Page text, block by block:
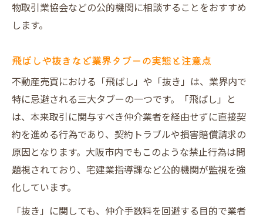
物取引業協会などの公的機関に相談することをおすすめ
します。
飛ばしや抜きなど業界タブーの実態と注意点
不動産売買における「飛ばし」や「抜き」は、業界内で
特に忌避される三大タブーの一つです。「飛ばし」と
は、本来取引に関与すべき仲介業者を経由せずに直接契
約を進める行為であり、契約トラブルや損害賠償請求の
原因となります。大阪市内でもこのような禁止行為は問
題視されており、宅建業指導課など公的機関が監視を強
化しています。
「抜き」に関しても、仲介手数料を回避する目的で業者